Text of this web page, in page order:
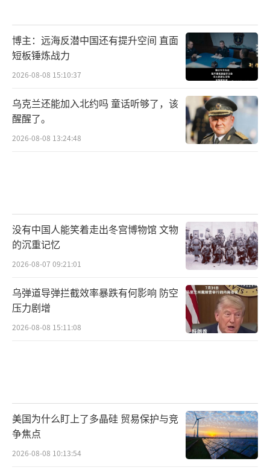
博主：远海反潜中国还有提升空间 直面
短板锤炼战力
2026-08-08 15:10:37
乌克兰还能加入北约吗 童话听够了，该
醒醒了。
2026-08-08 13:24:48
没有中国人能笑着走出冬宫博物馆 文物
的沉重记忆
2026-08-07 09:21:01
乌弹道导弹拦截效率暴跌有何影响 防空
压力剧增
2026-08-08 15:11:08
美国为什么盯上了多晶硅 贸易保护与竞
争焦点
2026-08-08 10:13:54